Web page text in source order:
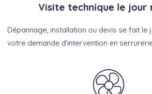
Visite technique le jour
Dépannage, installation ou devis se fait le
votre demande d’intervention en